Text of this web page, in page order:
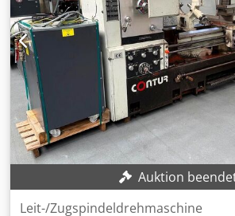
Auktion
Leit-/Zugspindeldrehmaschine